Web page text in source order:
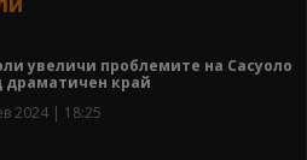
увеличи проблемите на Сасуоло
драматичен край
2024 | 18:25